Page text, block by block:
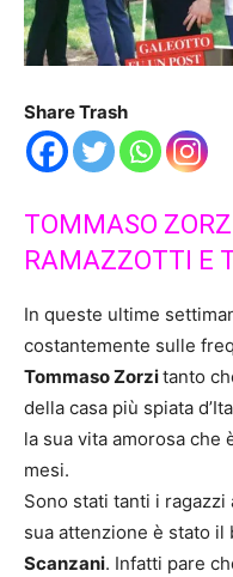
Share Trash
TOMMASO
RAMAZZOTTI E
In queste ultime
costantemente sulle
Tommaso Zorzitanto
della casa più spiata
la sua vita amorosa che
mesi.
Sono stati tanti i
sua attenzione è stato il
Scanzani. Infatti pare